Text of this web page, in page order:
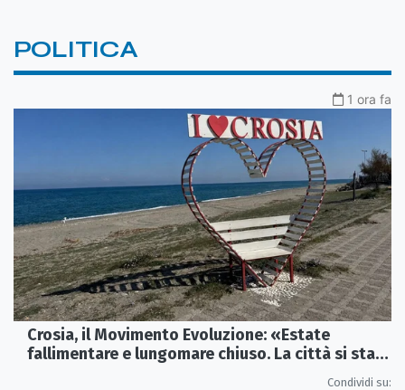
POLITICA
1 ora fa
Crosia, il Movimento Evoluzione: «Estate
fallimentare e lungomare chiuso. La città si sta
Condividi su: